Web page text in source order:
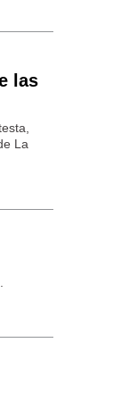
las
La